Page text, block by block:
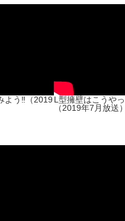
よう‼（2019 L型擁壁はこうや
（2019年7月放送）